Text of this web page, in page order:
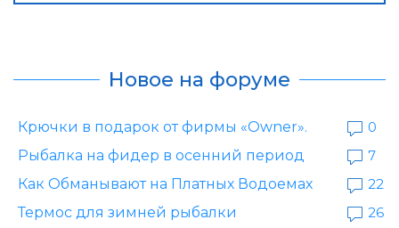
Новое на форуме
Крючки в подарок от фирмы «Owner».
0
Рыбалка на фидер в осенний период
7
Как Обманывают на Платных Водоемах
22
Термос для зимней рыбалки
26